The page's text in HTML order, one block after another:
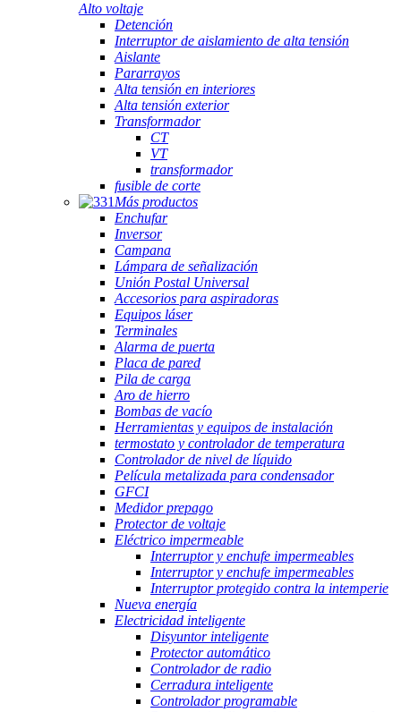
Alto voltaje
Detención
Interruptor de aislamiento de alta tensión
Aislante
Pararrayos
Alta tensión en interiores
Alta tensión exterior
Transformador
CT
VT
transformador
fusible de corte
Más productos
Enchufar
Inversor
Campana
Lámpara de señalización
Unión Postal Universal
Accesorios para aspiradoras
Equipos láser
Terminales
Alarma de puerta
Placa de pared
Pila de carga
Aro de hierro
Bombas de vacío
Herramientas y equipos de instalación
termostato y controlador de temperatura
Controlador de nivel de líquido
Película metalizada para condensador
GFCI
Medidor prepago
Protector de voltaje
Eléctrico impermeable
Interruptor y enchufe impermeables
Interruptor y enchufe impermeables
Interruptor protegido contra la intemperie
Nueva energía
Electricidad inteligente
Disyuntor inteligente
Protector automático
Controlador de radio
Cerradura inteligente
Controlador programable